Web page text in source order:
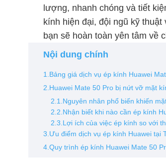
lượng, nhanh chóng và tiết
kính hiện đại, đội ngũ kỹ
bạn sẽ hoàn toàn yên tâm về
Nội dung chính
1.Bảng giá dịch vụ ép kính Huawei
2.Huawei Mate 50 Pro bị nứt vỡ mặt
2.1.Nguyên nhân phổ biến khiến
2.2.Nhận biết khi nào cần ép kính
2.3.Lợi ích của việc ép kính so với
3.Ưu điểm dịch vụ ép kính Huawei tại
4.Quy trình ép kính Huawei Mate 50